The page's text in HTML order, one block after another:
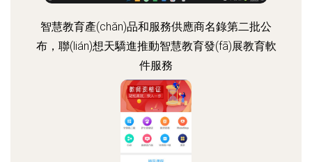
智慧教育產(chǎn)品和服務供應商名錄第二批公
布，聯(lián)想天驕進推動智慧教育發(fā)展教育軟
件服務